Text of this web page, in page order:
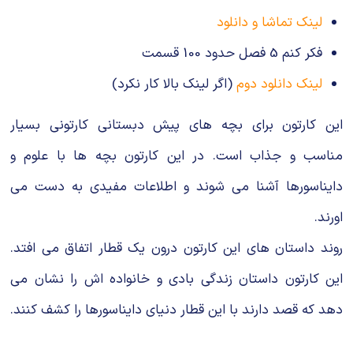
لینک تماشا و دانلود
فکر کنم 5 فصل حدود 100 قسمت
لینک دانلود دوم (اگر لینک بالا کار نکرد)
این کارتون برای بچه های پیش دبستانی کارتونی بسیار
مناسب و جذاب است. در این کارتون بچه ها با علوم و
دایناسورها آشنا می شوند و اطلاعات مفیدی به دست می
اورند.
روند داستان های این کارتون درون یک قطار اتفاق می افتد.
این کارتون داستان زندگی بادی و خانواده اش را نشان می
دهد که قصد دارند با این قطار دنیای دایناسورها را کشف کنند.